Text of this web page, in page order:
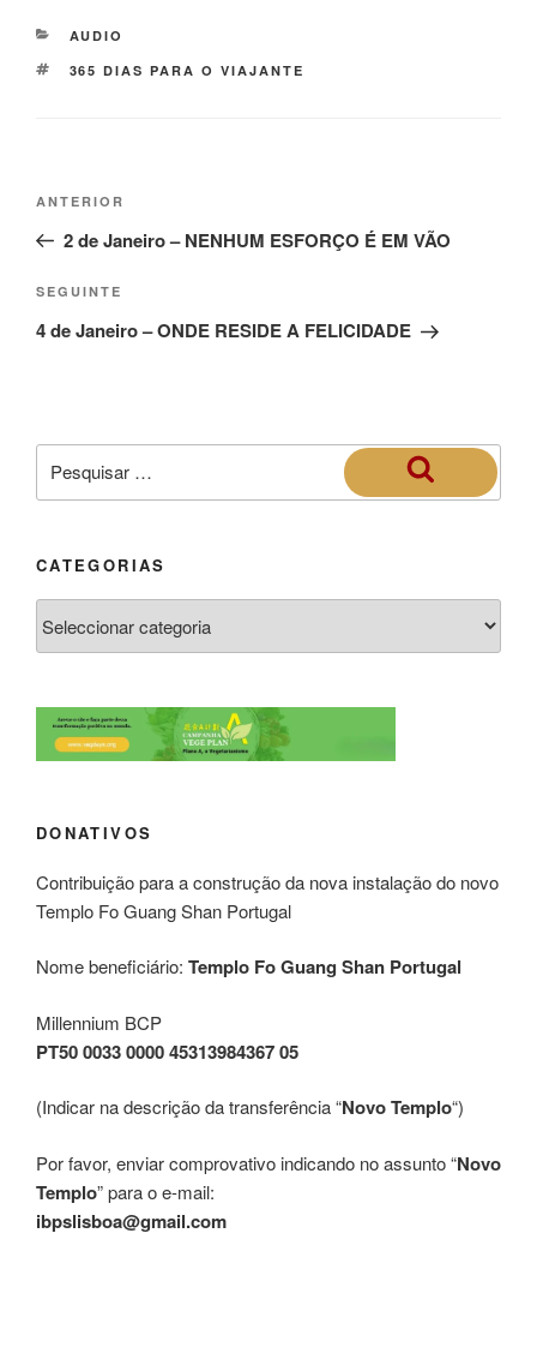
AUDIO
365 DIAS PARA O VIAJANTE
ANTERIOR
2 de Janeiro – NENHUM ESFORÇO É EM VÃO
SEGUINTE
4 de Janeiro – ONDE RESIDE A FELICIDADE
CATEGORIAS
DONATIVOS
Contribuição para a construção da nova instalação do novo
Templo Fo Guang Shan Portugal
Nome beneficiário: Templo Fo Guang Shan Portugal
Millennium BCP
PT50 0033 0000 45313984367 05
(Indicar na descrição da transferência “Novo Templo“)
Por favor, enviar comprovativo indicando no assunto “Novo
Templo” para o e-mail:
ibpslisboa@gmail.com